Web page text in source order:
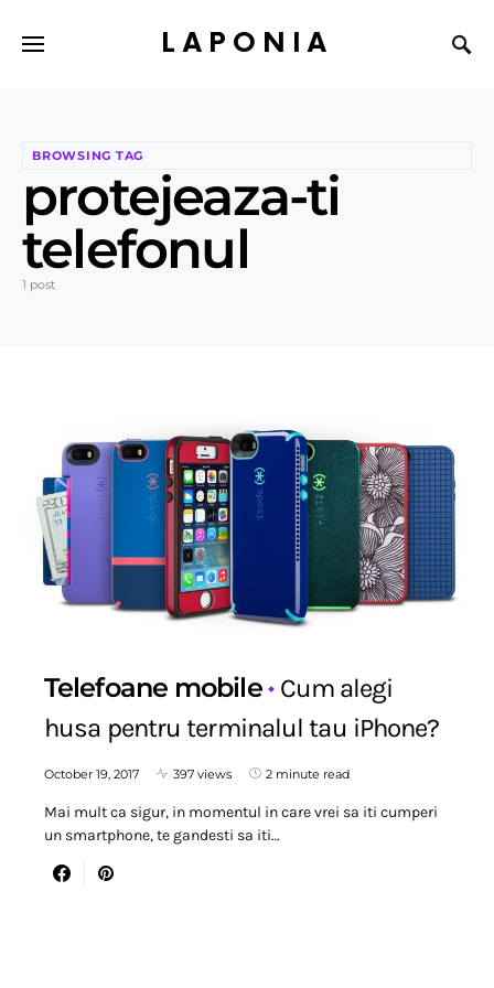
LAPONIA
BROWSING TAG
protejeaza-ti
telefonul
1 post
Telefoane mobile
Cum alegi
husa pentru terminalul tau iPhone?
October 19, 2017 397 views 2 minute read
Mai mult ca sigur, in momentul in care vrei sa iti cumperi
un smartphone, te gandesti sa iti…